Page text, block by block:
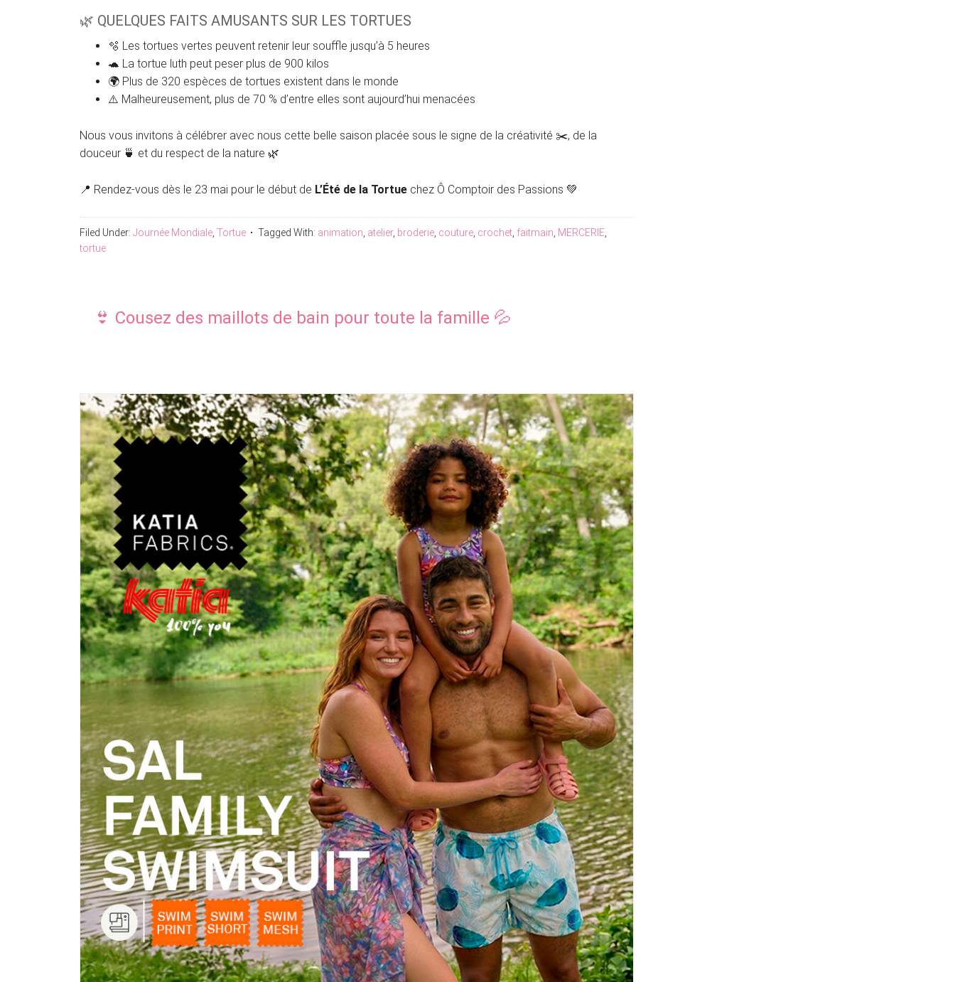
🌿 QUELQUES FAITS AMUSANTS SUR LES TORTUES
🫧 Les tortues vertes peuvent retenir leur souffle jusqu’à 5 heures
🐢 La tortue luth peut peser plus de 900 kilos
🌍 Plus de 320 espèces de tortues existent dans le monde
⚠️ Malheureusement, plus de 70 % d’entre elles sont aujourd’hui menacées
Nous vous invitons à célébrer avec nous cette belle saison placée sous le signe de la créativité ✂️, de la
douceur 🍵 et du respect de la nature 🌿
📍 Rendez-vous dès le 23 mai pour le début de L’Été de la Tortue chez Ô Comptoir des Passions 💚
Filed Under: Journée Mondiale Tortue Tagged With: animation atelier, broderie couture crochet faitmain MERCERIE
tortue
👙 Cousez des maillots de bain pour toute la famille 💦